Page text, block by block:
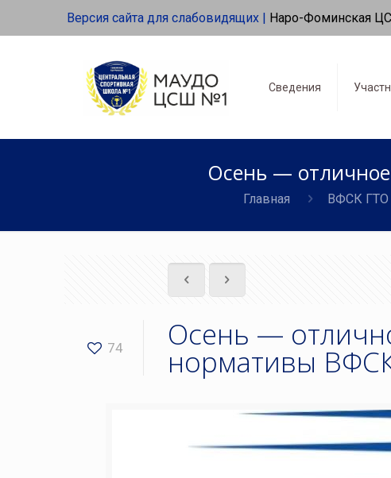
Версия сайта для слабовидящих | Наро-Фоминская
Сведения
Осень —
Главная ВФСК ГТО
74 Осень —
нормативы